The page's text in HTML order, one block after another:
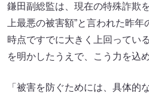
鎌田副総監は、現在の特殊詐欺
上最悪の被害額”と言われた昨
時点ですでに大きく上回ってい
を明かしたうえで、こう力を込め
「被害を防ぐためには、具体的